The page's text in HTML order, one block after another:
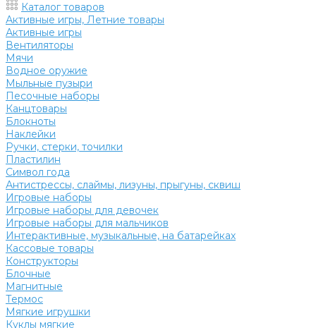
Каталог товаров
Активные игры, Летние товары
Активные игры
Вентиляторы
Мячи
Водное оружие
Мыльные пузыри
Песочные наборы
Канцтовары
Блокноты
Наклейки
Ручки, стерки, точилки
Пластилин
Символ года
Антистрессы, слаймы, лизуны, прыгуны, сквиш
Игровые наборы
Игровые наборы для девочек
Игровые наборы для мальчиков
Интерактивные, музыкальные, на батарейках
Кассовые товары
Конструкторы
Блочные
Магнитные
Термос
Мягкие игрушки
Куклы мягкие